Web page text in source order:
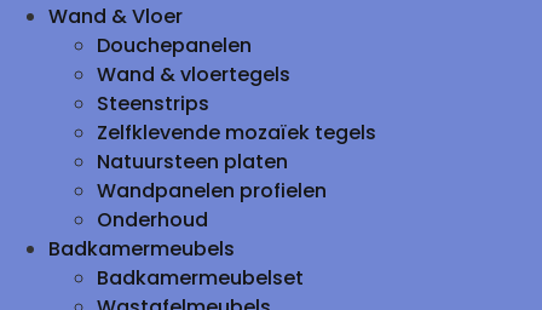
Wand & Vloer
Douchepanelen
Wand & vloertegels
Steenstrips
Zelfklevende mozaïek tegels
Natuursteen platen
Wandpanelen profielen
Onderhoud
Badkamermeubels
Badkamermeubelset